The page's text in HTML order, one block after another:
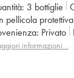
3 bottiglie
pellicola
privato
informazioni…